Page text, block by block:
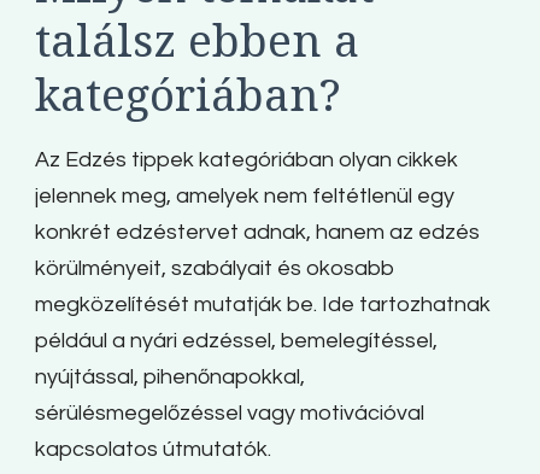
találsz ebben a
kategóriában?
Az Edzés tippek kategóriában olyan cikkek
jelennek meg, amelyek nem feltétlenül egy
konkrét edzéstervet adnak, hanem az edzés
körülményeit, szabályait és okosabb
megközelítését mutatják be. Ide tartozhatnak
például a nyári edzéssel, bemelegítéssel,
nyújtással, pihenőnapokkal,
sérülésmegelőzéssel vagy motivációval
kapcsolatos útmutatók.